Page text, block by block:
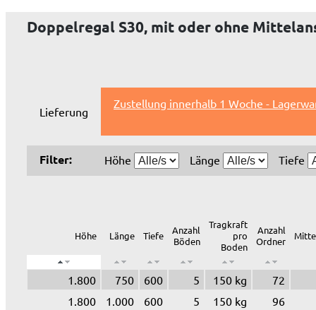
Doppelregal S30, mit oder ohne
Lieferung
Zustellung innerhalb 1 Woche -
Filter: Höhe Länge Tiefe
Höhe Länge Tiefe
Anzahl
Böden
Tragkraft
pro
Boden
Anzahl
Ordner
1.800 750 600 5 150 kg
72
1.800
1.000 600 5 150 kg
96